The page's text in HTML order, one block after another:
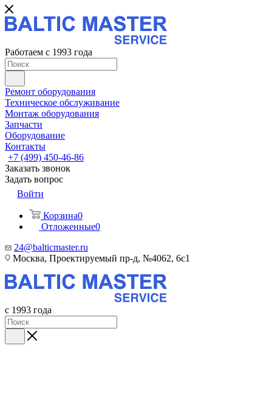
Работаем с 1993 года
Ремонт оборудования
Техническое обслуживание
Монтаж оборудования
Запчасти
Оборудование
Контакты
+7 (499) 450-46-86
Заказать звонок
Задать вопрос
Войти
Корзина0
Отложенные0
24@balticmaster.ru
Москва, Проектируемый пр-д, №4062, 6с1
с 1993 года